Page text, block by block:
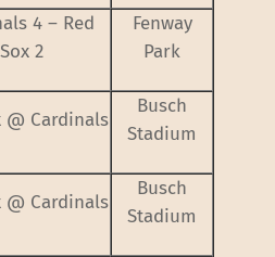
4 – Red
Sox 2
Fenway
Park
@ Cardinals
Busch
Stadium
@ Cardinals
Busch
Stadium